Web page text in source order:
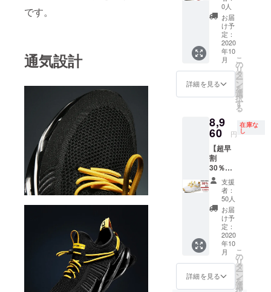
です。
通気設計
ださ
い。 ※
一般販
売予定
価格
12,800
いま
す。 ※
送料込
の価格
となり
ます。
※商品の
仕様、
デザイ
部変更
になる
可能性
もござ
いま
す。ご
了承く
ださ
い。 ※
一般販
売予定
価格
12,800
ニー
カー
XIWEIH
U×2 ※3
色お選
びいた
だけま
す。
※2020
年10月
上旬に
する予
定です
が、生
産、配
送状況
により
遅れる
可能性
もござ
いま
す。 ※
送料込
の価格
となり
ます。
※商品の
仕様、
0人
お届
け予
定：
2020
年10
月
詳細を見る
こ
の
リ
タ
ー
ン
を
選
択
す
る
8,9
60 円
在庫な
し
【超早
割
30％OF
F】 ス
ニー
カー
XIWEIH
U×1 ※3
色お選
びいた
だけま
す。
※2020
年10月
上旬に
支援
者：
50人
お届
け予
定：
2020
年10
月
詳細を見る
こ
の
リ
タ
ー
ン
を
選